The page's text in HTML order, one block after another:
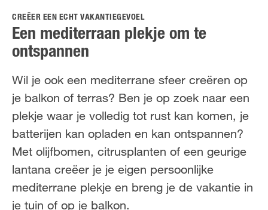
CREËER EEN ECHT VAKANTIEGEVOEL
Een mediterraan plekje om te
ontspannen
Wil je ook een mediterrane sfeer creëren op
je balkon of terras? Ben je op zoek naar een
plekje waar je volledig tot rust kan komen, je
batterijen kan opladen en kan ontspannen?
Met olijfbomen, citrusplanten of een geurige
lantana creëer je je eigen persoonlijke
mediterrane plekje en breng je de vakantie in
je tuin of op je balkon.